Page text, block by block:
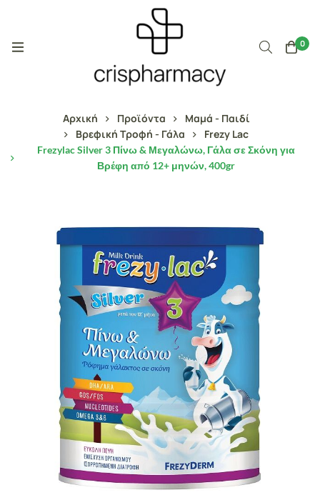
0
Αρχική Προϊόντα
Μαμά - Παιδί
Βρεφική Τροφή - Γάλα
Frezy Lac
Frezylac Silver 3 Πίνω & Μεγαλώνω, Γάλα σε Σκόνη για
Βρέφη από 12+ μηνών, 400gr